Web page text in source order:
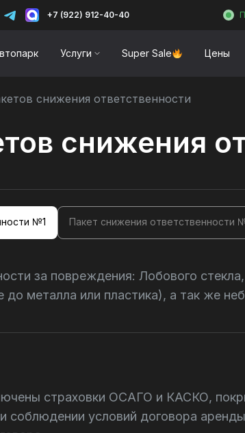
+7 (922) 912-40-40
Услуги Super Sale Цены
снижения ответственности
снижения
№1 Пакет снижения ответственности
за повреждения: Лобового
металла или пластика), а так же
страховки ОСАГО и КАСКО,
соблюдении условий договора